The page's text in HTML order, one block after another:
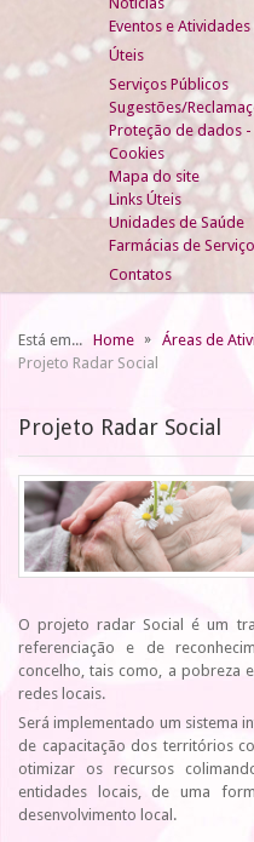
Eventos e Atividades
Úteis
Serviços Públicos
Sugestões/
Proteção de dados -
Cookies
Mapa do site
Links Úteis
Unidades de Saúde
Farmácias de Serviço
Contatos
Está em... Home Áreas de
Projeto Radar Social
Projeto Radar Social
O projeto radar Social é um
referenciação e de
concelho, tais como, a pobreza
redes locais.
Será implementado um sistema
de capacitação dos territórios
otimizar os recursos
entidades locais, de uma
desenvolvimento local.